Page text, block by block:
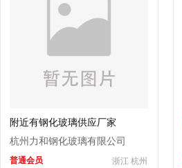
附近有钢化玻璃供应厂家
杭州力和钢化玻璃有限公司
浙江 杭州
普通会员